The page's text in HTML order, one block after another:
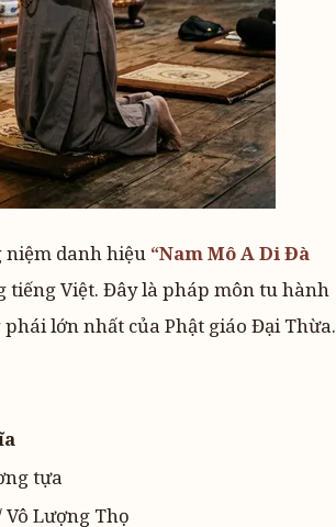
niệm danh hiệu “Nam Mô A Di Đà
tiếng Việt. Đây là pháp môn tu hành
lớn nhất của Phật giáo Đại Thừa.
tựa
Lượng Thọ